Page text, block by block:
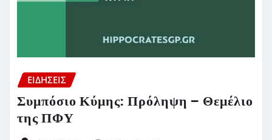
ΕΙΔΗΣΕΙΣ
Συμπόσιο Κύμης: Πρόληψη – Θεμέλιο
της ΠΦΥ